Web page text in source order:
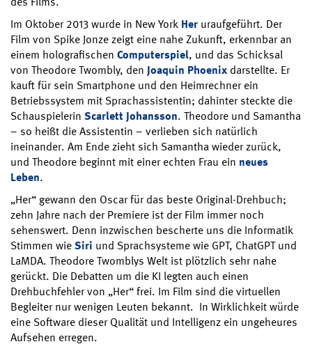
Im Oktober 2013 wurde in New York Her uraufgeführt. Der
Film von Spike Jonze zeigt eine nahe Zukunft, erkennbar an
einem holografischen Computerspiel, und das Schicksal
von Theodore Twombly, den Joaquin Phoenix darstellte. Er
kauft für sein Smartphone und den Heimrechner ein
Betriebssystem mit Sprachassistentin; dahinter steckte die
Schauspielerin Scarlett Johansson. Theodore und Samantha
– so heißt die Assistentin – verlieben sich natürlich
ineinander. Am Ende zieht sich Samantha wieder zurück,
und Theodore beginnt mit einer echten Frau ein neues
Leben.
„Her“ gewann den Oscar für das beste Original-Drehbuch;
zehn Jahre nach der Premiere ist der Film immer noch
sehenswert. Denn inzwischen bescherte uns die Informatik
Stimmen wieSiri und Sprachsysteme wie GPT, ChatGPT und
LaMDA. Theodore Twomblys Welt ist plötzlich sehr nahe
gerückt. Die Debatten um die KI legten auch einen
Drehbuchfehler von „Her“ frei. Im Film sind die virtuellen
Begleiter nur wenigen Leuten bekannt. In Wirklichkeit würde
eine Software dieser Qualität und Intelligenz ein ungeheures
Aufsehen erregen.